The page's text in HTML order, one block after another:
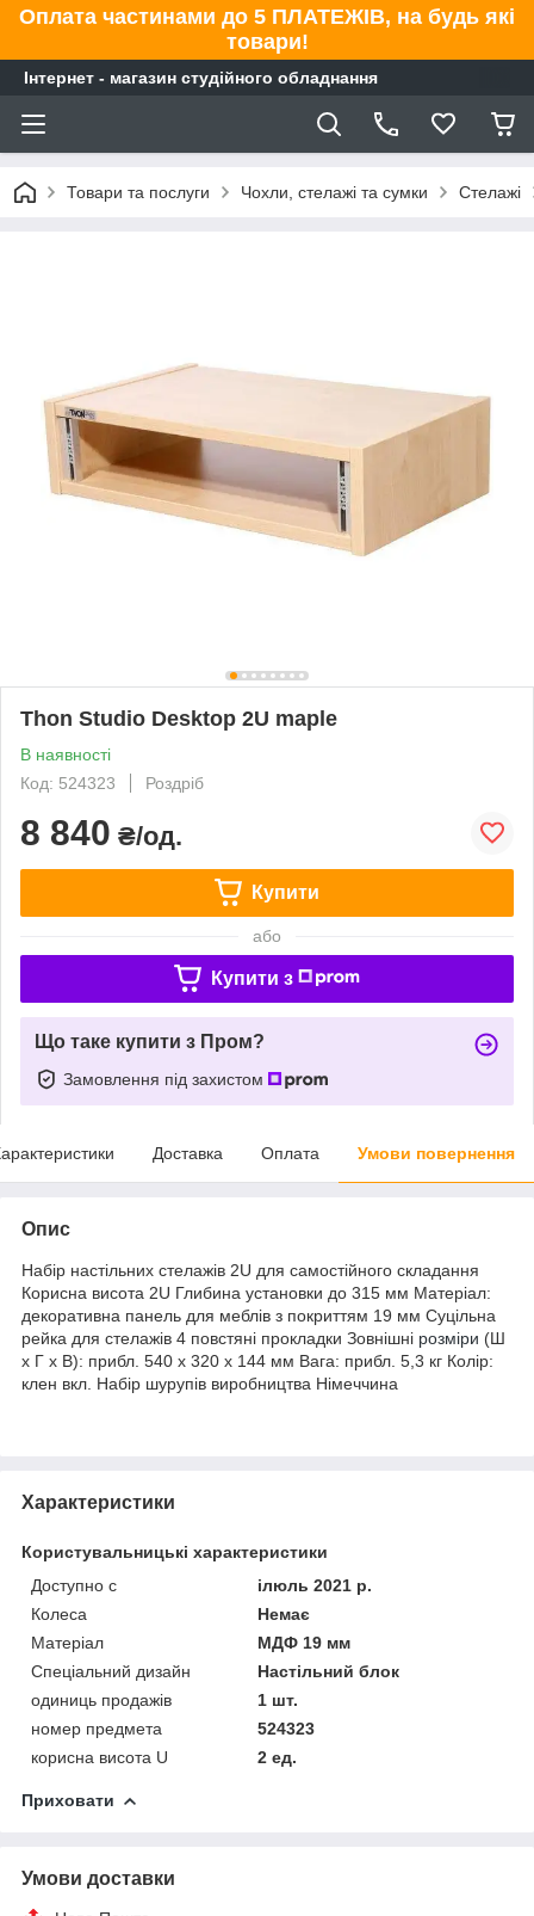
Оплата частинами до 5 ПЛАТЕЖІВ, на будь які
товари!
Інтернет - магазин студійного обладнання
Товари та послуги Чохли, стелажі та сумки Стелажі
Thon Studio Desktop 2U maple
В наявності
Код: 524323
Роздріб
8 840 ₴/од.
Купити
або
Купити з
Що таке купити з Пром?
Замовлення під захистом
Доставка Оплата Умови повернення
Опис
Набір настільних стелажів 2U для самостійного складання
Корисна висота 2U Глибина установки до 315 мм Матеріал:
декоративна панель для меблів з покриттям 19 мм Суцільна
рейка для стелажів 4 повстяні прокладки Зовнішні розміри (Ш
x Г x В): прибл. 540 x 320 x 144 мм Вага: прибл. 5,3 кг Колір:
клен вкл. Набір шурупів виробництва Німеччина
Характеристики
Користувальницькі характеристики
Доступно с
ілюль 2021 р.
Колеса
Немає
Матеріал
МДФ 19 мм
Спеціальний дизайн
Настільний блок
одиниць продажів
1 шт.
номер предмета
524323
корисна висота U
2 ед.
Приховати
Умови доставки